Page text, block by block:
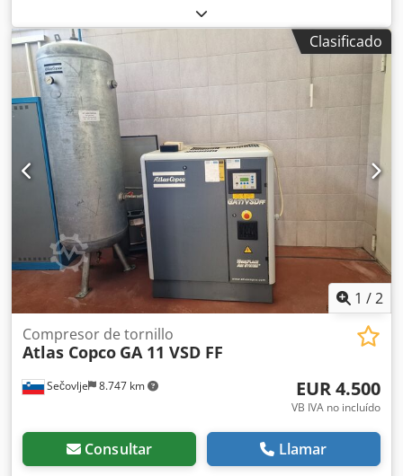
, Compresor de tornillo Atlas Copco
GA90 90 kW 7,5 bar 16,87 m3/min Año de fabricación: 2015
Horas de funcionamiento: 65.031 Dodpfx Ajy A Nwkjfhowa
Clasificado
1 /2
Sečovlje 8.747 km
Compresor de tornillo
Atlas Copco GA 11 VSD FF
EUR 4.500
VB IVA no incluído
Consultar Llamar